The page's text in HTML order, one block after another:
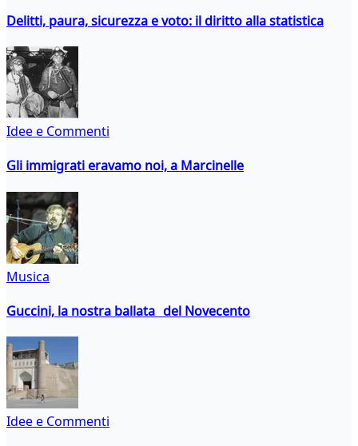
Delitti, paura, sicurezza e voto: il diritto alla statistica
Idee e Commenti
Gli immigrati eravamo noi, a Marcinelle
Musica
Guccini, la nostra ballata del Novecento
Idee e Commenti